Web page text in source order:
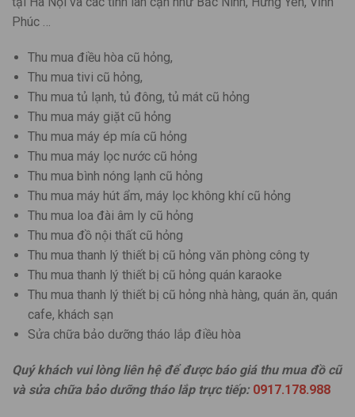
Phúc …
Thu mua điều hòa cũ hỏng,
Thu mua tivi cũ hỏng,
Thu mua tủ lạnh, tủ đông, tủ mát cũ hỏng
Thu mua máy giặt cũ hỏng
Thu mua máy ép mía cũ hỏng
Thu mua máy lọc nước cũ hỏng
Thu mua bình nóng lạnh cũ hỏng
Thu mua máy hút ẩm, máy lọc không khí cũ hỏng
Thu mua loa đài âm ly cũ hỏng
Thu mua đồ nội thất cũ hỏng
Thu mua thanh lý thiết bị cũ hỏng văn phòng công ty
Thu mua thanh lý thiết bị cũ hỏng quán karaoke
Thu mua thanh lý thiết bị cũ hỏng nhà hàng, quán ăn, quán
cafe, khách sạn
Sửa chữa bảo dưỡng tháo lắp điều hòa
Quý khách vui lòng liên hệ để được báo giá thu mua đồ cũ
và sửa chữa bảo dưỡng tháo lắp trực tiếp: 0917.178.988